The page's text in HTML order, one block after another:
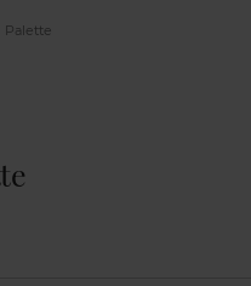
Palette